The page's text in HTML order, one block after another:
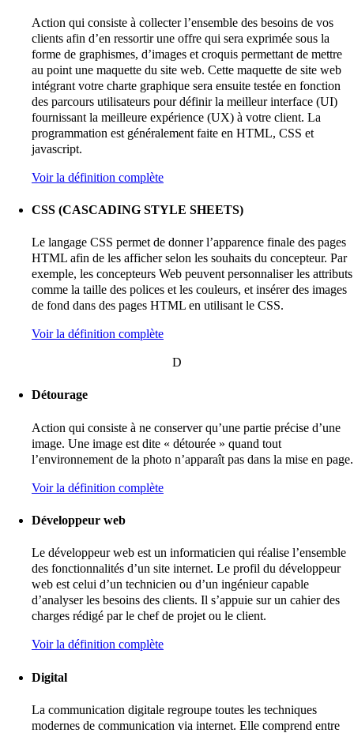
Action qui consiste à collecter l’ensemble des besoins de vos
clients afin d’en ressortir une offre qui sera exprimée sous la
forme de graphismes, d’images et croquis permettant de mettre
au point une maquette du site web. Cette maquette de site web
intégrant votre charte graphique sera ensuite testée en fonction
des parcours utilisateurs pour définir la meilleur interface (UI)
fournissant la meilleure expérience (UX) à votre client. La
programmation est généralement faite en HTML, CSS et
javascript.
Voir la définition complète
CSS (CASCADING STYLE SHEETS)
Le langage CSS permet de donner l’apparence finale des pages
HTML afin de les afficher selon les souhaits du concepteur. Par
exemple, les concepteurs Web peuvent personnaliser les attributs
comme la taille des polices et les couleurs, et insérer des images
de fond dans des pages HTML en utilisant le CSS.
Voir la définition complète
D
Détourage
Action qui consiste à ne conserver qu’une partie précise d’une
image. Une image est dite « détourée » quand tout
l’environnement de la photo n’apparaît pas dans la mise en page.
Voir la définition complète
Développeur web
Le développeur web est un informaticien qui réalise l’ensemble
des fonctionnalités d’un site internet. Le profil du développeur
web est celui d’un technicien ou d’un ingénieur capable
d’analyser les besoins des clients. Il s’appuie sur un cahier des
charges rédigé par le chef de projet ou le client.
Voir la définition complète
Digital
La communication digitale regroupe toutes les techniques
modernes de communication via internet. Elle comprend entre